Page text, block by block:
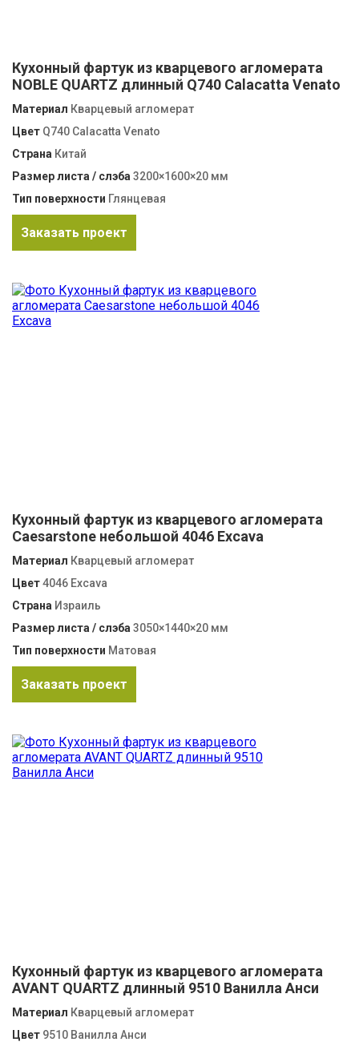
Кухонный фартук из кварцевого агломерата
NOBLE QUARTZ длинный Q740 Calacatta Venato
Материал Кварцевый агломерат
Цвет Q740 Calacatta Venato
Страна Китай
Размер листа / слэба 3200×1600×20 мм
Тип поверхности Глянцевая
Заказать проект
Кухонный фартук из кварцевого агломерата
Caesarstone небольшой 4046 Excava
Материал Кварцевый агломерат
Цвет4046 Excava
Страна Израиль
Размер листа / слэба 3050×1440×20 мм
Тип поверхности Матовая
Заказать проект
Кухонный фартук из кварцевого агломерата
AVANT QUARTZ длинный 9510 Ванилла Анси
Материал Кварцевый агломерат
Цвет 9510 Ванилла Анси